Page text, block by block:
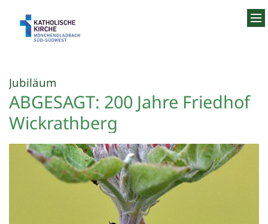
Jubiläum
ABGESAGT: 200 Jahre Friedhof
Wickrathberg